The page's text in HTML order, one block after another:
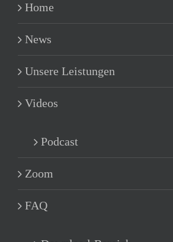
Home
News
Unsere Leistungen
Videos
Podcast
Zoom
FAQ